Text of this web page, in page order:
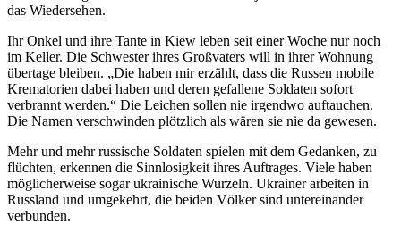
das Wiedersehen.
Ihr Onkel und ihre Tante in Kiew leben seit einer Woche nur noch
im Keller. Die Schwester ihres Großvaters will in ihrer Wohnung
übertage bleiben. „Die haben mir erzählt, dass die Russen mobile
Krematorien dabei haben und deren gefallene Soldaten sofort
verbrannt werden.“ Die Leichen sollen nie irgendwo auftauchen.
Die Namen verschwinden plötzlich als wären sie nie da gewesen.
Mehr und mehr russische Soldaten spielen mit dem Gedanken, zu
flüchten, erkennen die Sinnlosigkeit ihres Auftrages. Viele haben
möglicherweise sogar ukrainische Wurzeln. Ukrainer arbeiten in
Russland und umgekehrt, die beiden Völker sind untereinander
verbunden.